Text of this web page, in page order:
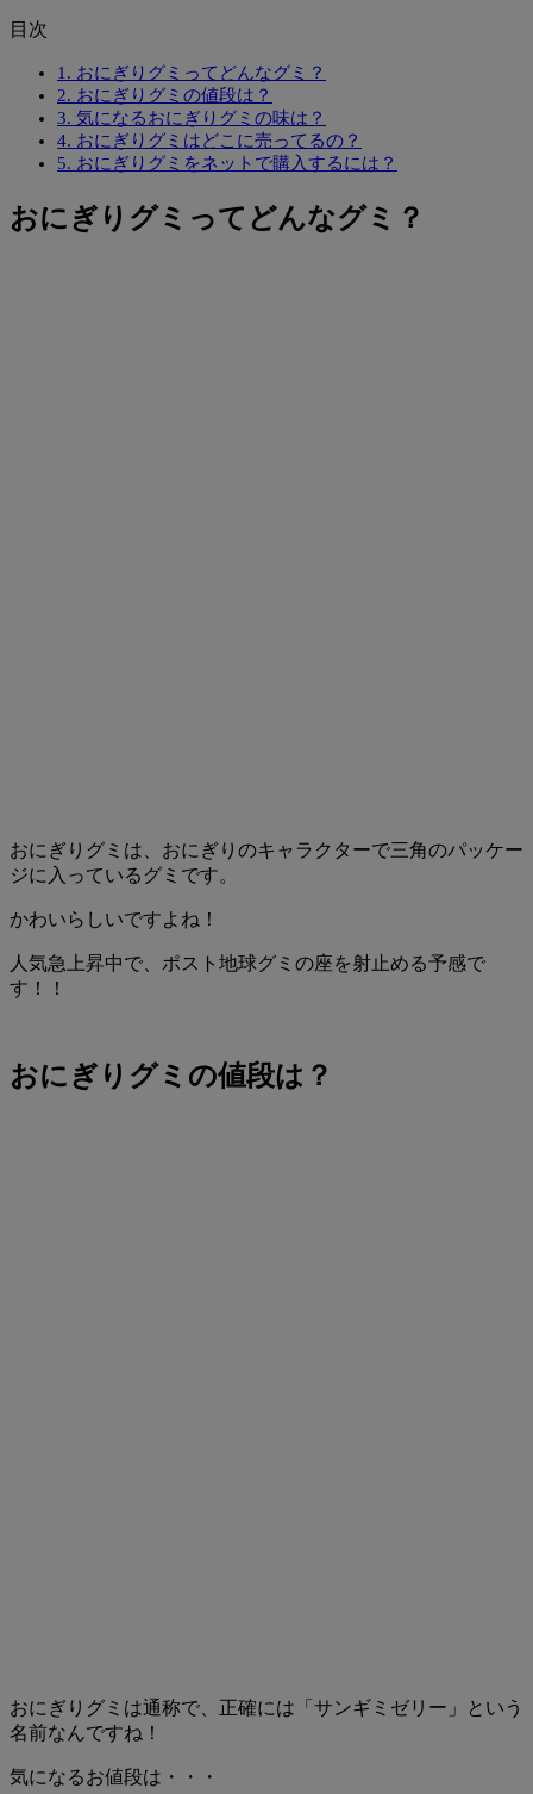
目次
1. おにぎりグミってどんなグミ？
2. おにぎりグミの値段は？
3. 気になるおにぎりグミの味は？
4. おにぎりグミはどこに売ってるの？
5. おにぎりグミをネットで購入するには？
おにぎりグミってどんなグミ？
おにぎりグミは、おにぎりのキャラクターで三角のパッケー
ジに入っているグミです。
かわいらしいですよね！
人気急上昇中で、ポスト地球グミの座を射止める予感で
す！！
おにぎりグミの値段は？
おにぎりグミは通称で、正確には「サンギミゼリー」という
名前なんですね！
気になるお値段は・・・